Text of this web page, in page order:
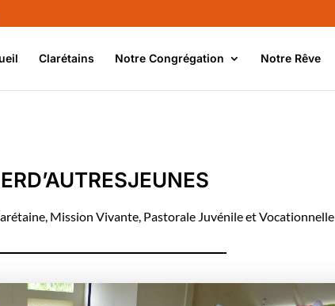
Clarétains Notre Congrégation Notre Rêve
, Mission Vivante, Pastorale Juvénile et Vocationnelle